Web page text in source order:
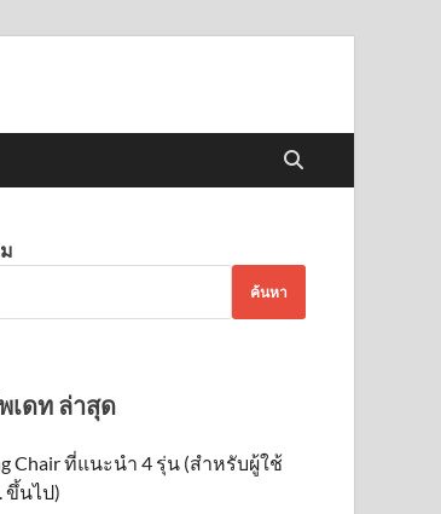
บ รุ่นไหนดี ยี่ห้อ
ห้คุณ รู้ก่อนซื้อ
ค้นหา
เดท ล่าสุด
Chair ที่แนะนำ 4 รุ่น (สำหรับผู้ใช้
ขึ้นไป)